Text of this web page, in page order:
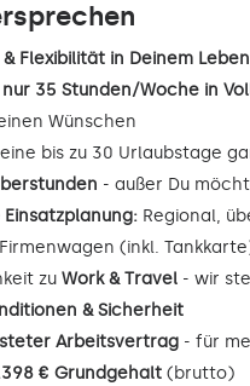
Flexibilität in Deinem Leben
nur 35 Stunden/Woche in
Wünschen
bis zu 30 Urlaubstage
- außer Du
Einsatzplanung: Regional,
(inkl.
zu Work & Travel - wir
& Sicherheit
Arbeitsvertrag - für
€ Grundgehalt (brutto)